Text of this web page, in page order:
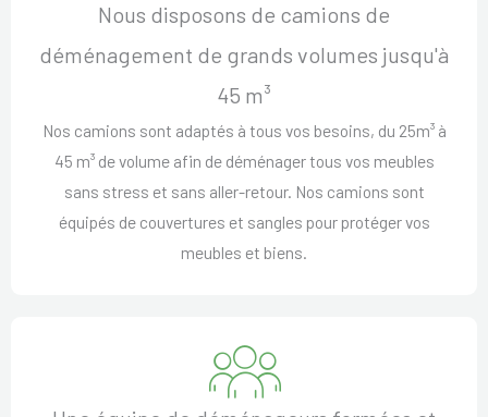
Nous disposons de camions de
déménagement de grands volumes jusqu'à
45 m³
Nos camions sont adaptés à tous vos besoins, du 25m³ à
45 m³ de volume afin de déménager tous vos meubles
sans stress et sans aller-retour. Nos camions sont
équipés de couvertures et sangles pour protéger vos
meubles et biens.